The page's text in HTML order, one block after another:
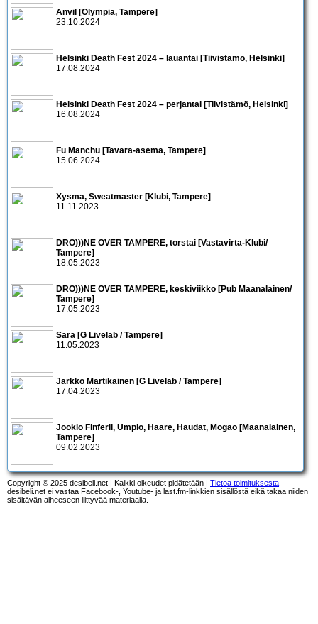
Anvil [Olympia, Tampere]
23.10.2024
Helsinki Death Fest 2024 – lauantai [Tiivistämö, Helsinki]
17.08.2024
Helsinki Death Fest 2024 – perjantai [Tiivistämö, Helsinki]
16.08.2024
Fu Manchu [Tavara-asema, Tampere]
15.06.2024
Xysma, Sweatmaster [Klubi, Tampere]
11.11.2023
DRO)))NE OVER TAMPERE, torstai [Vastavirta-Klubi/
Tampere]
18.05.2023
DRO)))NE OVER TAMPERE, keskiviikko [Pub Maanalainen/
Tampere]
17.05.2023
Sara [G Livelab / Tampere]
11.05.2023
Jarkko Martikainen [G Livelab / Tampere]
17.04.2023
Jooklo Finferli, Umpio, Haare, Haudat, Mogao [Maanalainen,
Tampere]
09.02.2023
Copyright © 2025 desibeli.net | Kaikki oikeudet pidätetään | Tietoa toimituksesta
desibeli.net ei vastaa Facebook-, Youtube- ja last.fm-linkkien sisällöstä eikä takaa niiden
sisältävän aiheeseen liittyvää materiaalia.